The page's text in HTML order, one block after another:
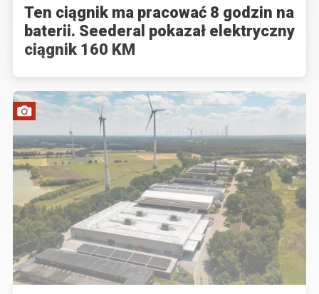
Ten ciągnik ma pracować 8 godzin na
baterii. Seederal pokazał elektryczny
ciągnik 160 KM